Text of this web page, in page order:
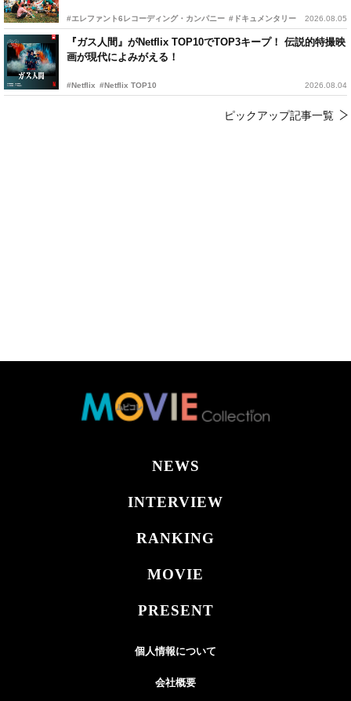
#エレファント6レコーディング・カンパニー #ドキュメンタリー 2026.08.05
『ガス人間』がNetflix TOP10でTOP3キープ！ 伝説的特撮映
画が現代によみがえる！
#Netflix #Netflix TOP10 2026.08.04
ピックアップ記事一覧
NEWS
INTERVIEW
RANKING
MOVIE
PRESENT
個人情報について
会社概要